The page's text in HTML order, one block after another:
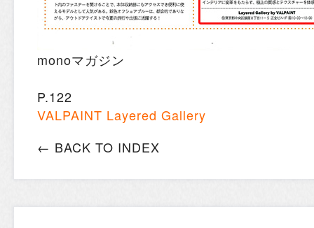
monoマガジン
P.122
VALPAINT Layered Gallery
← BACK TO INDEX